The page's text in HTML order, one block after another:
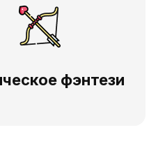
фэнтези